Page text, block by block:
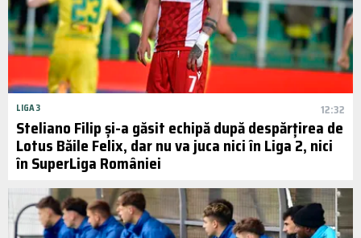
LIGA 3 12:32
Steliano Filip și-a găsit echipă după despărțirea de
Lotus Băile Felix, dar nu va juca nici în Liga 2, nici
în SuperLiga României